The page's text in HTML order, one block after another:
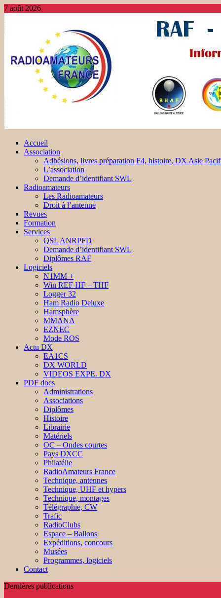
7 août 2026
Accueil
Association
Adhésions, livres préparation F4, histoire, DX Asie
L’association
Demande d’identifiant SWL
Radioamateurs
Les Radioamateurs
Droit à l’antenne
Revues
Formation
Services
QSL ANRPFD
Demande d’identifiant SWL
Diplômes RAF
Logiciels
N1MM +
Win REF HF – THF
Logger 32
Ham Radio Deluxe
Hamsphère
MMANA
EZNEC
Mode ROS
Actu DX
EA1CS
DX WORLD
VIDEOS EXPE. DX
PDF docs
Administrations
Associations
Diplômes
Histoire
Librairie
Matériels
OC – Ondes courtes
Pays DXCC
Philatélie
RadioAmateurs France
Technique, antennes
Technique, UHF et hypers
Technique, montages
Télégraphie, CW
Trafic
RadioClubs
Espace – Ballons
Expéditions, concours
Musées
Programmes, logiciels
Contact
Dernières publications